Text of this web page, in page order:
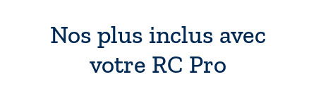
Nos plus inclus avec
votre RC Pro